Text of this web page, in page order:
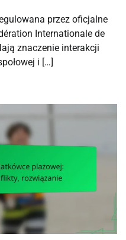
przez oficjalne
Internationale de
znaczenie interakcji
i […]